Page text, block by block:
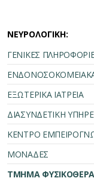
ΝΕΥΡΟΛΟΓΙΚΗ:
ΓΕΝΙΚΕΣ
ΕΞΩΤΕΡΙΚΑ ΙΑΤΡΕΙΑ
ΔΙΑΣΥΝΔΕΤΙΚΗ
ΚΕΝΤΡΟ
ΜΟΝΑΔΕΣ
ΤΜΗΜΑ